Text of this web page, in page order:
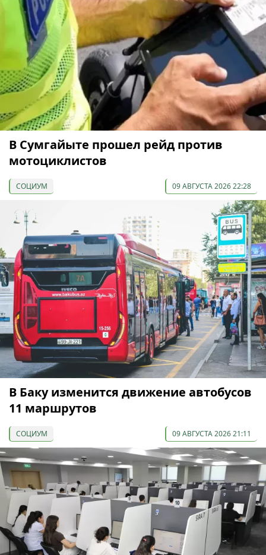
В Сумгайыте прошел рейд против
мотоциклистов
СОЦИУМ 09 АВГУСТА 2026 22:28
В Баку изменится движение автобусов
11 маршрутов
СОЦИУМ 09 АВГУСТА 2026 21:11